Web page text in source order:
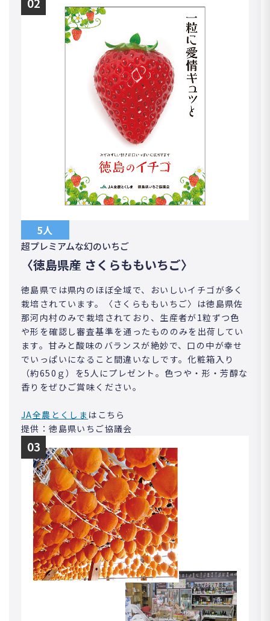
5人
超プレミアムな幻のいちご
〈徳島県産 さくらももいちご〉
徳島県では県内のほぼ全域で、おいしいイチゴが多く
栽培されています。〈さくらももいちご〉は徳島県佐
那河内村のみで栽培されており、生産者が1粒ずつ色
や形を確認し審査基準を通ったもののみを出荷してい
ます。甘みと酸味のバランスが絶妙で、口の中が幸せ
でいっぱいになること間違いなしです。化粧箱入り
（約650ｇ）を5人にプレゼント。色つや・形・芳醇な
香りをぜひご賞味ください。
JA全農とくしま はこちら
提供：徳島県いちご協議会
03